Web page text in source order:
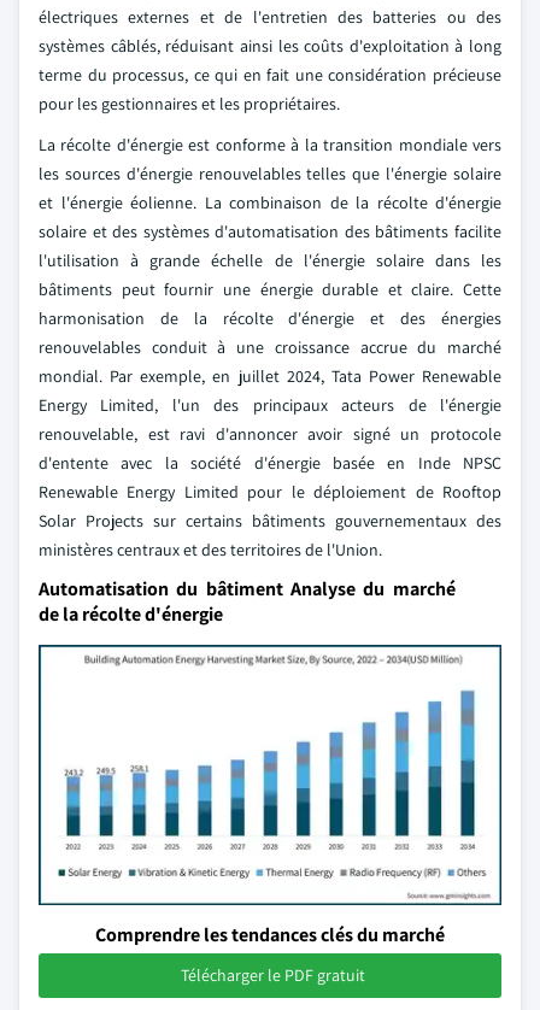
électriques externes et de l'entretien des batteries ou des
systèmes câblés, réduisant ainsi les coûts d'exploitation à long
terme du processus, ce qui en fait une considération précieuse
pour les gestionnaires et les propriétaires.
La récolte d'énergie est conforme à la transition mondiale vers
les sources d'énergie renouvelables telles que l'énergie solaire
et l'énergie éolienne. La combinaison de la récolte d'énergie
solaire et des systèmes d'automatisation des bâtiments facilite
l'utilisation à grande échelle de l'énergie solaire dans les
bâtiments peut fournir une énergie durable et claire. Cette
harmonisation de la récolte d'énergie et des énergies
renouvelables conduit à une croissance accrue du marché
mondial. Par exemple, en juillet 2024, Tata Power Renewable
Energy Limited, l'un des principaux acteurs de l'énergie
renouvelable, est ravi d'annoncer avoir signé un protocole
d'entente avec la société d'énergie basée en Inde NPSC
Renewable Energy Limited pour le déploiement de Rooftop
Solar Projects sur certains bâtiments gouvernementaux des
ministères centraux et des territoires de l'Union.
Automatisation du bâtiment Analyse du marché
de la récolte d'énergie
Comprendre les tendances clés du marché
Télécharger le PDF gratuit